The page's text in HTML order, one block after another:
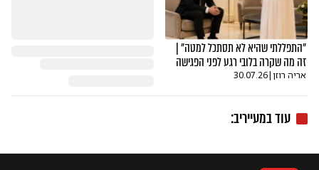
"התפללתי שהיא לא תסתכל למטה" |
זה מה שקרה בלובי רגע לפני הפגישה
אריה רוזן|
30.07.26
עוד במעייריב: